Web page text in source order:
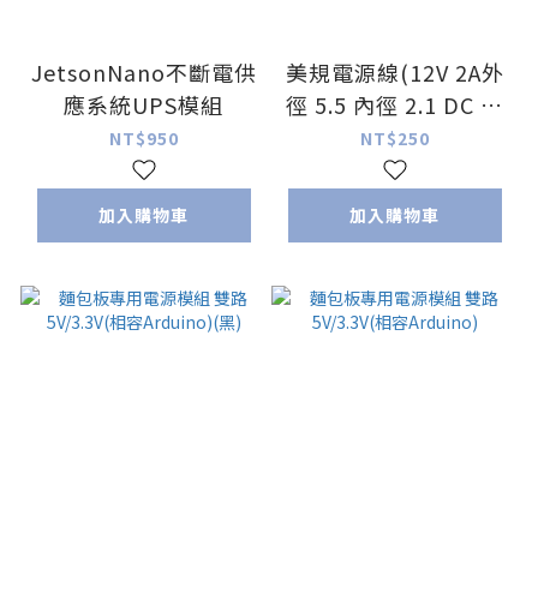
JetsonNano不斷電供
應系統UPS模組
NT$950
加入購物車
美規電源線(12V 2A外
徑 5.5 內徑 2.1 DC 插
孔)
NT$250
加入購物車